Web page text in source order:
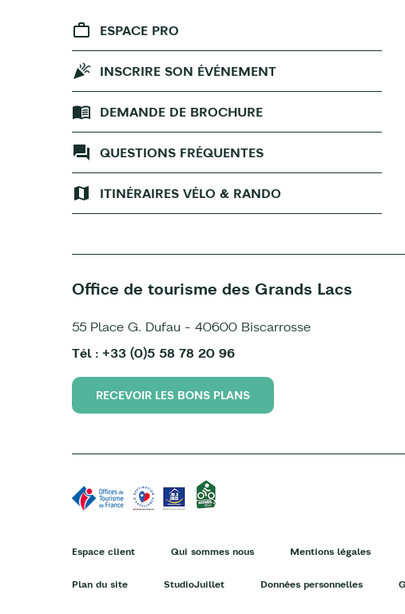
ESPACE PRO
INSCRIRE SON ÉVÉNEMENT
DEMANDE DE BROCHURE
QUESTIONS FRÉQUENTES
ITINÉRAIRES VÉLO & RANDO
Office de tourisme des Grands Lacs
55 Place G. Dufau - 40600 Biscarrosse
Tél : +33 (0)5 58 78 20 96
RECEVOIR LES BONS PLANS
Espace client Qui sommes nous Mentions légales
Plan du site StudioJuillet Données personnelles